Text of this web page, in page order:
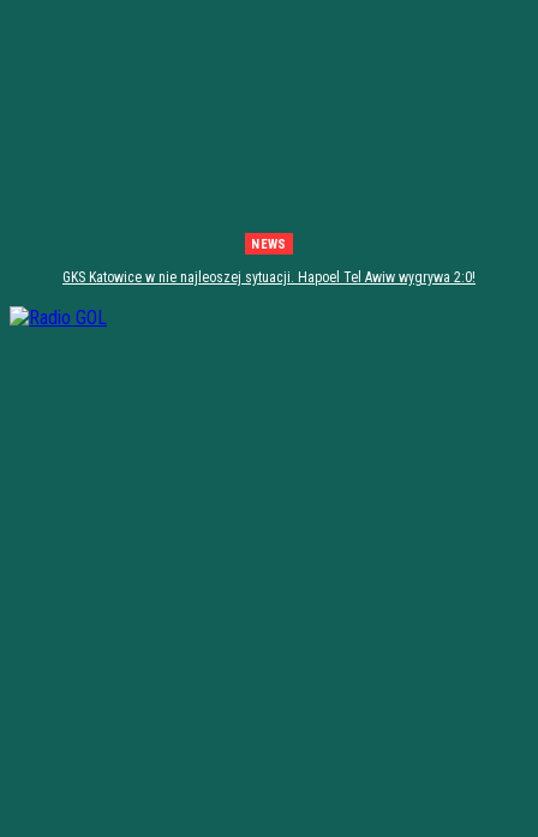
NEWS
GKS Katowice w nie najleoszej sytuacji. Hapoel Tel Awiw wygrywa 2:0!